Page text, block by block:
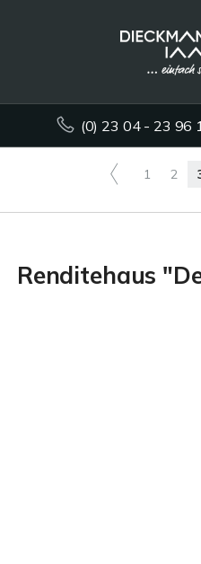
(0) 23 04 - 23 96
1 2
Renditehaus